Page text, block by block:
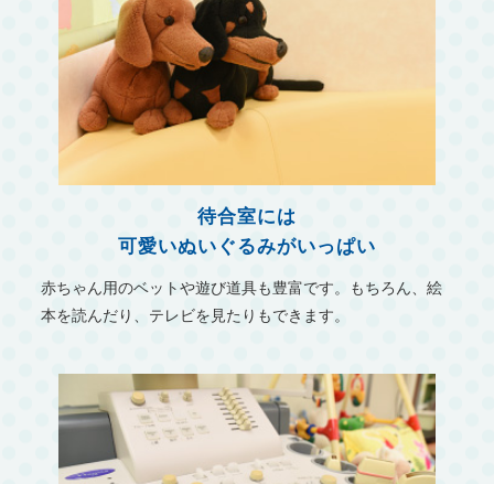
待合室には
可愛いぬいぐるみがいっぱい
赤ちゃん用のベットや遊び道具も豊富です。もちろん、絵
本を読んだり、テレビを見たりもできます。